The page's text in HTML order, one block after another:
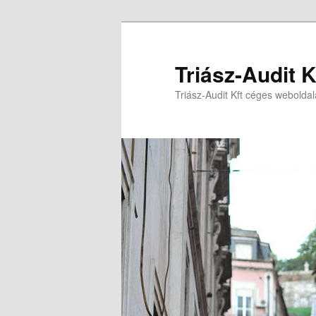
Triász-Audit
Triász-Audit Kft céges